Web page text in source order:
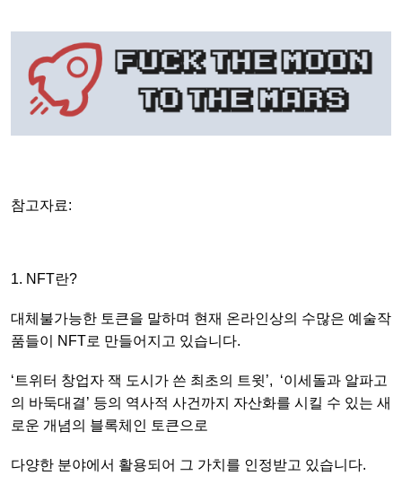
참고자료:
1. NFT란?
대체불가능한 토큰을 말하며 현재 온라인상의 수많은 예술작
품들이 NFT로 만들어지고 있습니다.
‘트위터 창업자 잭 도시가 쓴 최초의 트윗’, ‘이세돌과 알파고
의 바둑대결’ 등의 역사적 사건까지 자산화를 시킬 수 있는 새
로운 개념의 블록체인 토큰으로
다양한 분야에서 활용되어 그 가치를 인정받고 있습니다.